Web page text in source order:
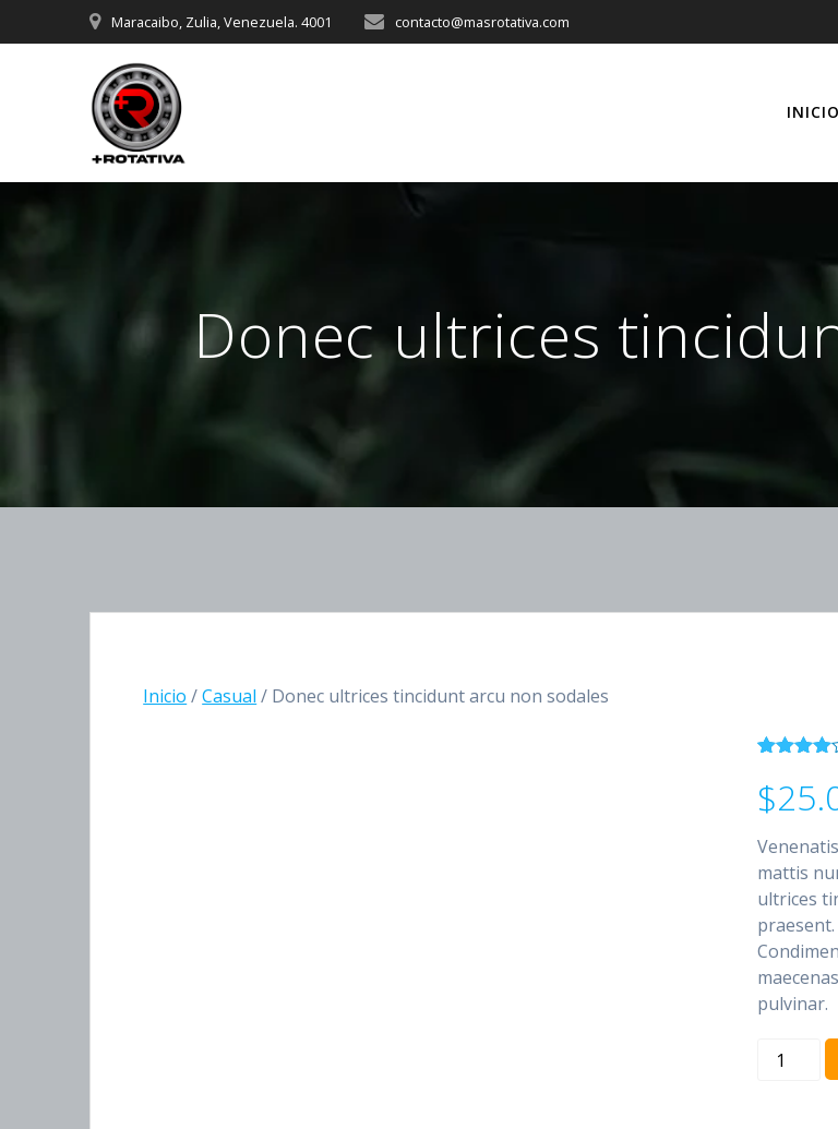
al
Maracaibo, Zulia, Venezuela. 4001 contacto@masrotativa.com
INICIO
Donec ultrices
Inicio /Casual / Donec ultrices tincidunt arcu non sodales
con4.00
de 5 en
valoración
de un
cliente
$
mattis
ultrices
pulvinar.
Donec